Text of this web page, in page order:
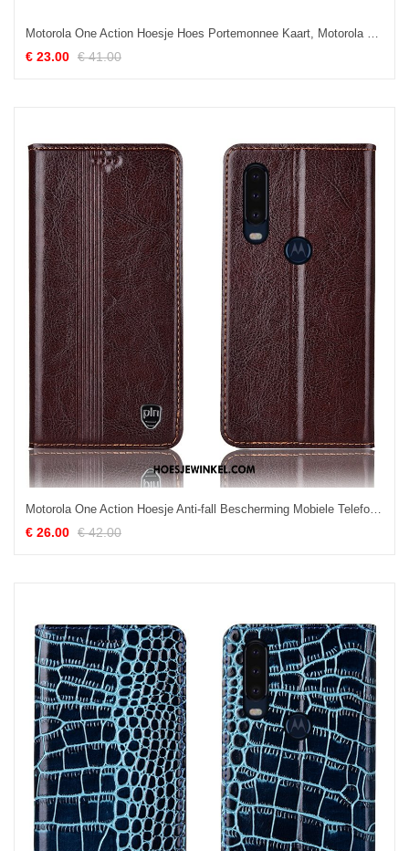
Motorola One Action Hoesje Hoes Portemonnee Kaart, Motorola One Action Hoesje Leer All Inclusive
€ 23.00 € 41.00
Motorola One Action Hoesje Anti-fall Bescherming Mobiele Telefoon, Motorola One Action Hoesje Hoes Folio Braun
€ 26.00 € 42.00